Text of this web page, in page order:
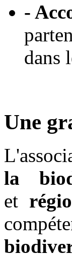
-
dans
Une
la
et